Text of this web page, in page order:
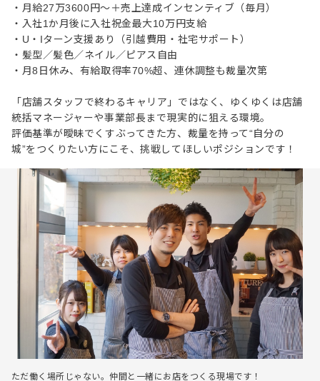
・月給27万3600円～＋売上達成インセンティブ（毎月）
・入社1か月後に入社祝金最大10万円支給
・U・Iターン支援あり（引越費用・社宅サポート）
・髪型／髪色／ネイル／ピアス自由
・月8日休み、有給取得率70%超、連休調整も裁量次第
「店舗スタッフで終わるキャリア」ではなく、ゆくゆくは店舗
統括マネージャーや事業部長まで現実的に狙える環境。
評価基準が曖昧でくすぶってきた方、裁量を持って“自分の
城”をつくりたい方にこそ、挑戦してほしいポジションです！
ただ働く場所じゃない。仲間と一緒にお店をつくる現場です！